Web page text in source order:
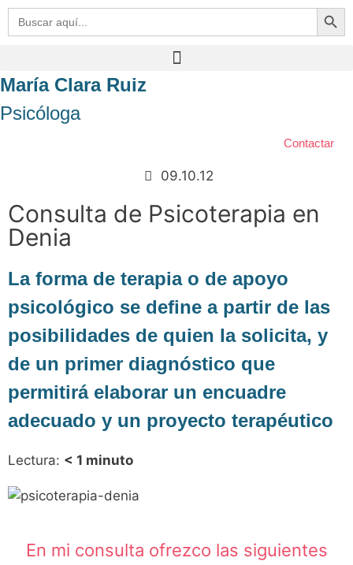
Buscar: Botón de
María Clara Ruiz
Psicóloga
Contactar
09.10.12
Consulta de Psicoterapia en
Denia
La forma de terapia o de apoyo
psicológico se define a partir de las
posibilidades de quien la solicita, y
de un primer diagnóstico que
permitirá elaborar un encuadre
adecuado y un proyecto terapéutico
Lectura: < 1 minuto
En mi consulta ofrezco las siguientes